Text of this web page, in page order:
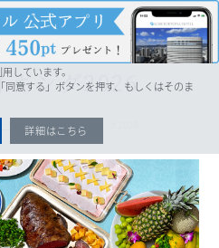
MENU
キング2026
イベント サマーバイキング2026
しています。
意する」ボタンを押す、もしくはそのま
詳細はこちら